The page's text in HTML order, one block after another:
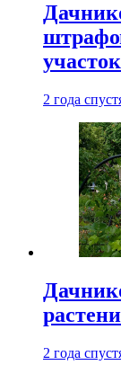
участок
2 года
2 года